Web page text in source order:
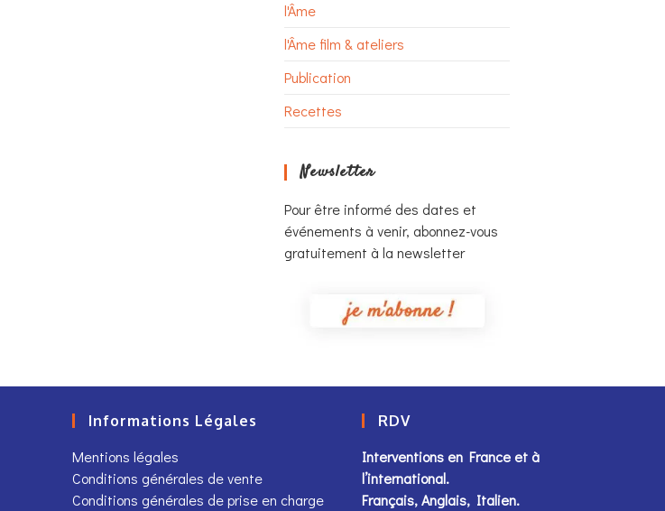
l'Âme
l'Âme film & ateliers
Publication
Recettes
Newsletter
Pour être informé des dates et
événements à venir, abonnez-vous
gratuitement à la newsletter
Informations Légales
Mentions légales
Conditions générales de vente
Conditions générales de prise en charge
RDV
Interventions en France et à
l’international.
Français, Anglais, Italien.